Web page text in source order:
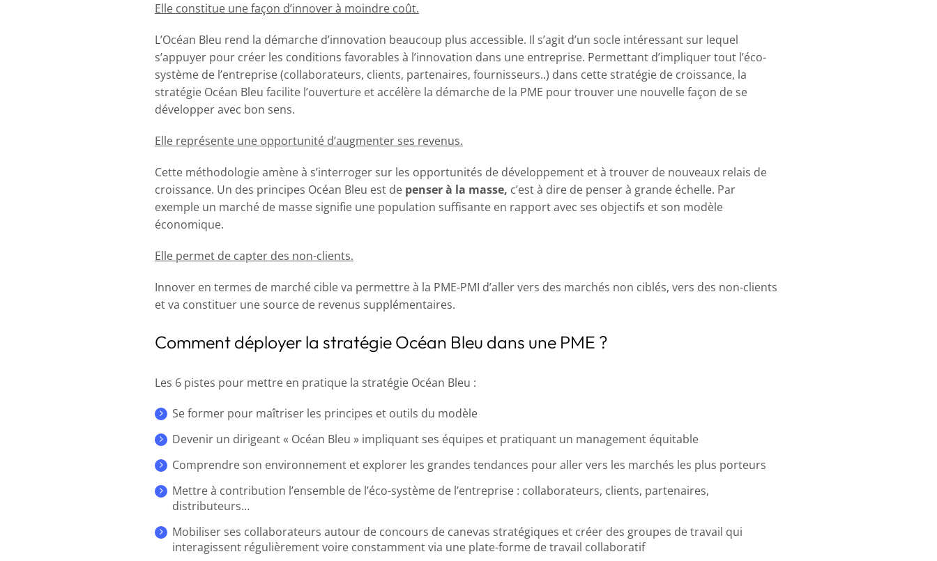
Elle constitue une façon d’innover à moindre coût.
L’Océan Bleu rend la démarche d’innovation beaucoup plus accessible. Il s’agit d’un socle intéressant sur lequel
s’appuyer pour créer les conditions favorables à l’innovation dans une entreprise. Permettant d’impliquer tout l’éco-
système de l’entreprise (collaborateurs, clients, partenaires, fournisseurs..) dans cette stratégie de croissance, la
stratégie Océan Bleu facilite l’ouverture et accélère la démarche de la PME pour trouver une nouvelle façon de se
développer avec bon sens.
Elle représente une opportunité d’augmenter ses revenus.
Cette méthodologie amène à s’interroger sur les opportunités de développement et à trouver de nouveaux relais de
croissance. Un des principes Océan Bleu est de penser à la masse, c’est à dire de penser à grande échelle. Par
exemple un marché de masse signifie une population suffisante en rapport avec ses objectifs et son modèle
économique.
Elle permet de capter des non-clients.
Innover en termes de marché cible va permettre à la PME-PMI d’aller vers des marchés non ciblés, vers des non-clients
et va constituer une source de revenus supplémentaires.
Comment déployer la stratégie Océan Bleu dans une PME ?
Les 6 pistes pour mettre en pratique la stratégie Océan Bleu :
Se former pour maîtriser les principes et outils du modèle
Devenir un dirigeant « Océan Bleu » impliquant ses équipes et pratiquant un management équitable
Comprendre son environnement et explorer les grandes tendances pour aller vers les marchés les plus porteurs
Mettre à contribution l’ensemble de l’éco-système de l’entreprise : collaborateurs, clients, partenaires,
distributeurs…
Mobiliser ses collaborateurs autour de concours de canevas stratégiques et créer des groupes de travail qui
interagissent régulièrement voire constamment via une plate-forme de travail collaboratif